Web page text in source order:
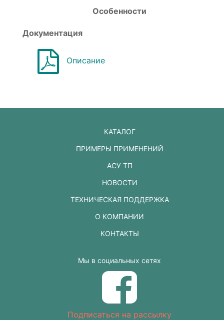
Особенности
Документация
Описание
КАТАЛОГ
ПРИМЕРЫ ПРИМЕНЕНИЙ
АСУ ТП
НОВОСТИ
ТЕХНИЧЕСКАЯ ПОДДЕРЖКА
О КОМПАНИИ
КОНТАКТЫ
Мы в социальных сетях
Подписаться на рассылку